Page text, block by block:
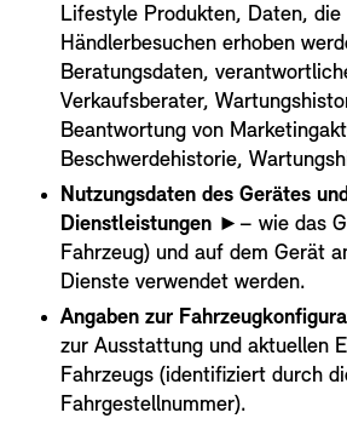
Lifestyle Produkten, Daten, die
Händlerbesuchen erhoben
Beratungsdaten,
Verkaufsberater,
Beantwortung von
Beschwerdehistorie,
Nutzungsdaten des Gerätes
Dienstleistungen ►– wie das
Fahrzeug) und auf dem Gerät
Dienste verwendet werden.
Angaben zur
zur Ausstattung und aktuellen
Fahrzeugs (identifiziert durch
Fahrgestellnummer).